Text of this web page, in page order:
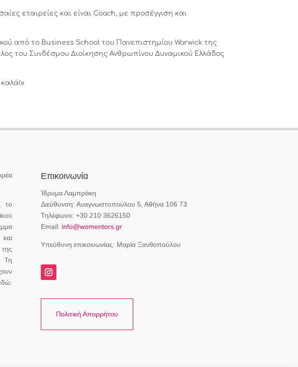
εταιρείες και είναι Coach, με προσέγγιση και
από το Business School του Πανεπιστημίου Warwick της
του Συνδέσμου Διοίκησης Ανθρωπίνου Δυναμικού Ελλάδος
το
Τη
Επικοινωνία
Ίδρυμα Λαμπράκη
Διεύθυνση: Αναγνωστοπούλου 5, Αθήνα 106 73
Τηλέφωνο: +30 210 3626150
Email: info@womentors.gr
Υπεύθυνη επικοινωνίας: Μαρία Ξανθοπούλου
Πολιτική Απορρήτου